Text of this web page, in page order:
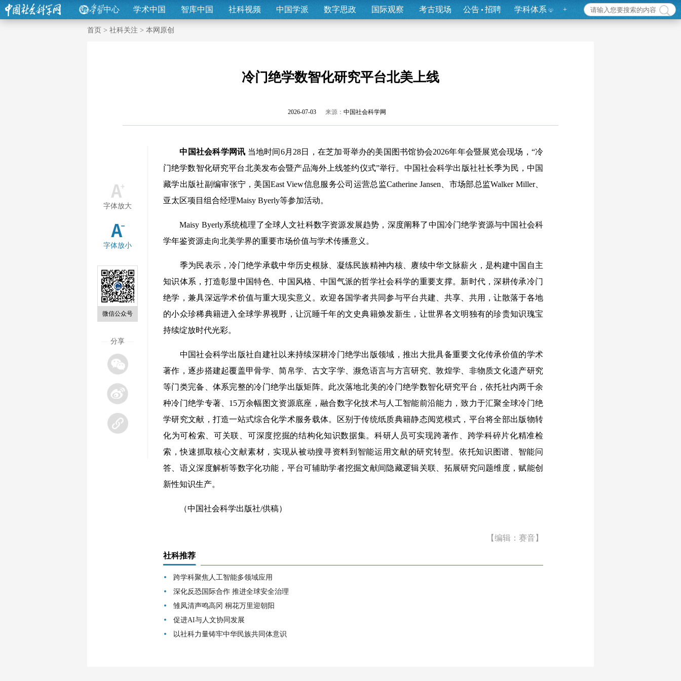
中心 学术中国 智库中国 社科视频 中国学派 数字思政 国际观察 考古现场 公告 招聘 学科体系 +
首页 > 社科关注 > 本网原创
冷门绝学数智化研究平台北美上线
2026-07-03 来源： 中国社会科学网
字体放大
字体放小
微信公众号
分享
中国社会科学网讯 当地时间6月28日，在芝加哥举办的美国图书馆协会2026年年会暨展览会现场，“冷
门绝学数智化研究平台北美发布会暨产品海外上线签约仪式”举行。中国社会科学出版社社长季为民，中国
藏学出版社副编审张宁，美国East View信息服务公司运营总监Catherine Jansen、市场部总监Walker Miller、
亚太区项目组合经理Maisy Byerly等参加活动。
Maisy Byerly系统梳理了全球人文社科数字资源发展趋势，深度阐释了中国冷门绝学资源与中国社会科
学年鉴资源走向北美学界的重要市场价值与学术传播意义。
季为民表示，冷门绝学承载中华历史根脉、凝练民族精神内核、赓续中华文脉薪火，是构建中国自主
知识体系，打造彰显中国特色、中国风格、中国气派的哲学社会科学的重要支撑。新时代，深耕传承冷门
绝学，兼具深远学术价值与重大现实意义。欢迎各国学者共同参与平台共建、共享、共用，让散落于各地
的小众珍稀典籍进入全球学界视野，让沉睡千年的文史典籍焕发新生，让世界各文明独有的珍贵知识瑰宝
持续绽放时代光彩。
中国社会科学出版社自建社以来持续深耕冷门绝学出版领域，推出大批具备重要文化传承价值的学术
著作，逐步搭建起覆盖甲骨学、简帛学、古文字学、濒危语言与方言研究、敦煌学、非物质文化遗产研究
等门类完备、体系完整的冷门绝学出版矩阵。此次落地北美的冷门绝学数智化研究平台，依托社内两千余
种冷门绝学专著、15万余幅图文资源底座，融合数字化技术与人工智能前沿能力，致力于汇聚全球冷门绝
学研究文献，打造一站式综合化学术服务载体。区别于传统纸质典籍静态阅览模式，平台将全部出版物转
化为可检索、可关联、可深度挖掘的结构化知识数据集。科研人员可实现跨著作、跨学科碎片化精准检
索，快速抓取核心文献素材，实现从被动搜寻资料到智能运用文献的研究转型。依托知识图谱、智能问
答、语义深度解析等数字化功能，平台可辅助学者挖掘文献间隐藏逻辑关联、拓展研究问题维度，赋能创
新性知识生产。
（中国社会科学出版社/供稿）
【编辑：赛音】
社科推荐
跨学科聚焦人工智能多领域应用
深化反恐国际合作 推进全球安全治理
雏凤清声鸣高冈 桐花万里迎朝阳
促进AI与人文协同发展
以社科力量铸牢中华民族共同体意识